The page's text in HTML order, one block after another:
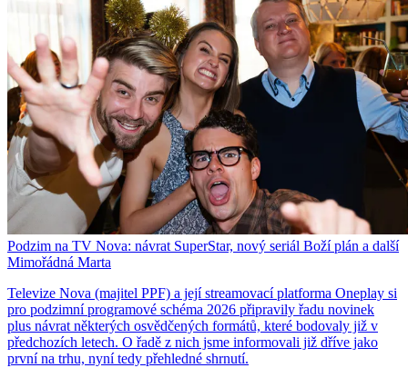
Podzim na TV Nova: návrat SuperStar, nový seriál Boží plán a další
Mimořádná Marta
Televize Nova (majitel PPF) a její streamovací platforma Oneplay si
pro podzimní programové schéma 2026 připravily řadu novinek
plus návrat některých osvědčených formátů, které bodovaly již v
předchozích letech. O řadě z nich jsme informovali již dříve jako
první na trhu, nyní tedy přehledné shrnutí.